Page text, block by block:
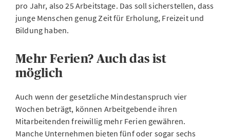
pro Jahr, also 25 Arbeitstage. Das soll sicherstellen, dass
junge Menschen genug Zeit für Erholung, Freizeit und
Bildung haben.
Mehr Ferien? Auch das ist
möglich
Auch wenn der gesetzliche Mindestanspruch vier
Wochen beträgt, können Arbeitgebende ihren
Mitarbeitenden freiwillig mehr Ferien gewähren.
Manche Unternehmen bieten fünf oder sogar sechs